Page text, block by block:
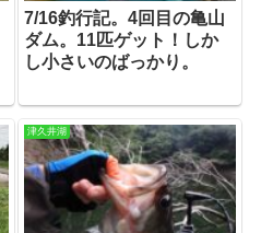
7/16釣行記。4回目の亀山
ダム。11匹ゲット！しか
し小さいのばっかり。
津久井湖